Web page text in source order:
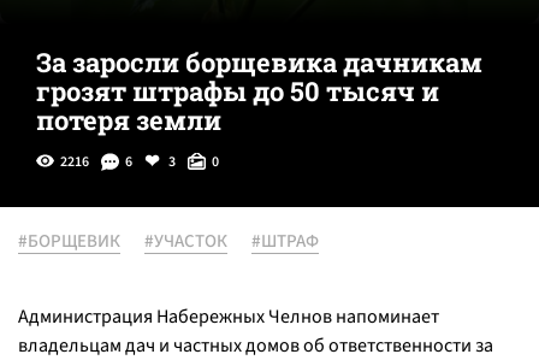
За заросли борщевика дачникам
грозят штрафы до 50 тысяч и
потеря земли
2216 6 3 0
#БОРЩЕВИК #УЧАСТОК #ШТРАФ
Администрация Набережных Челнов напоминает
владельцам дач и частных домов об ответственности за